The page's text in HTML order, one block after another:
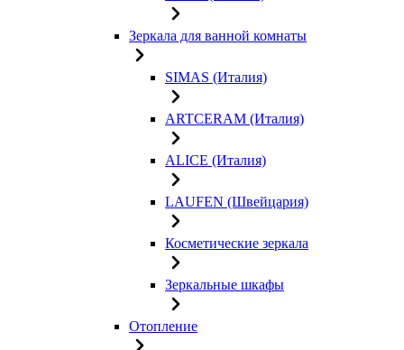
Зеркала для ванной комнаты
SIMAS (Италия)
ARTCERAM (Италия)
ALICE (Италия)
LAUFEN (Швейцария)
Косметические зеркала
Зеркальные шкафы
Отопление